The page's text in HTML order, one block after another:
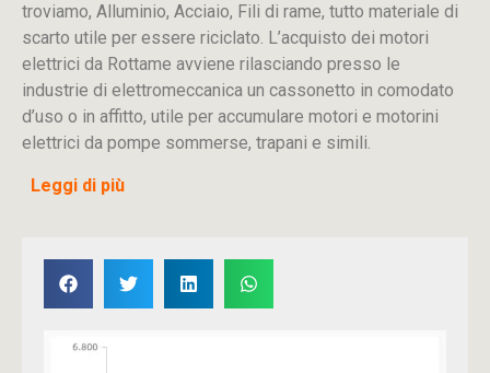
troviamo, Alluminio, Acciaio, Fili di rame, tutto materiale di
scarto utile per essere riciclato. L’acquisto dei motori
elettrici da Rottame avviene rilasciando presso le
industrie di elettromeccanica un cassonetto in comodato
d’uso o in affitto, utile per accumulare motori e motorini
elettrici da pompe sommerse, trapani e simili.
Leggi di più